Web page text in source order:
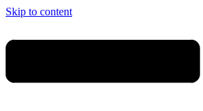
Skip to content